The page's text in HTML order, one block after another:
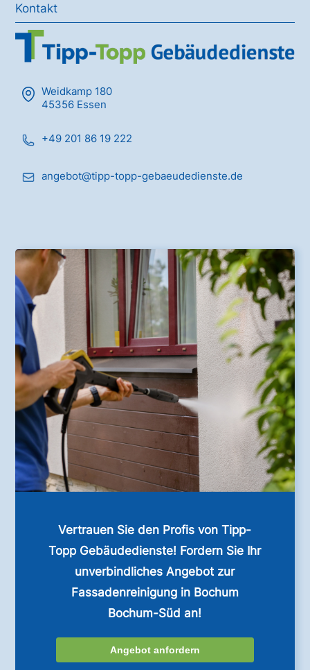
Kontakt
Weidkamp 180
45356 Essen
+49 201 86 19 222
angebot@tipp-topp-gebaeudedienste.de
Vertrauen Sie den Profis von Tipp-
Topp Gebäudedienste! Fordern Sie Ihr
unverbindliches Angebot zur
Fassadenreinigung in Bochum
Bochum-Süd an!
Angebot anfordern